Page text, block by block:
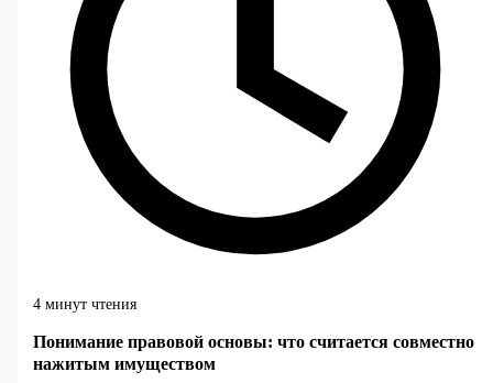
4 минут чтения
Понимание правовой основы: что считается совместно
нажитым имуществом